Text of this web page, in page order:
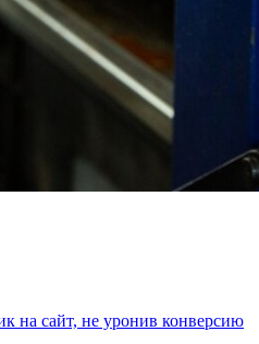
на сайт, не уронив конверсию